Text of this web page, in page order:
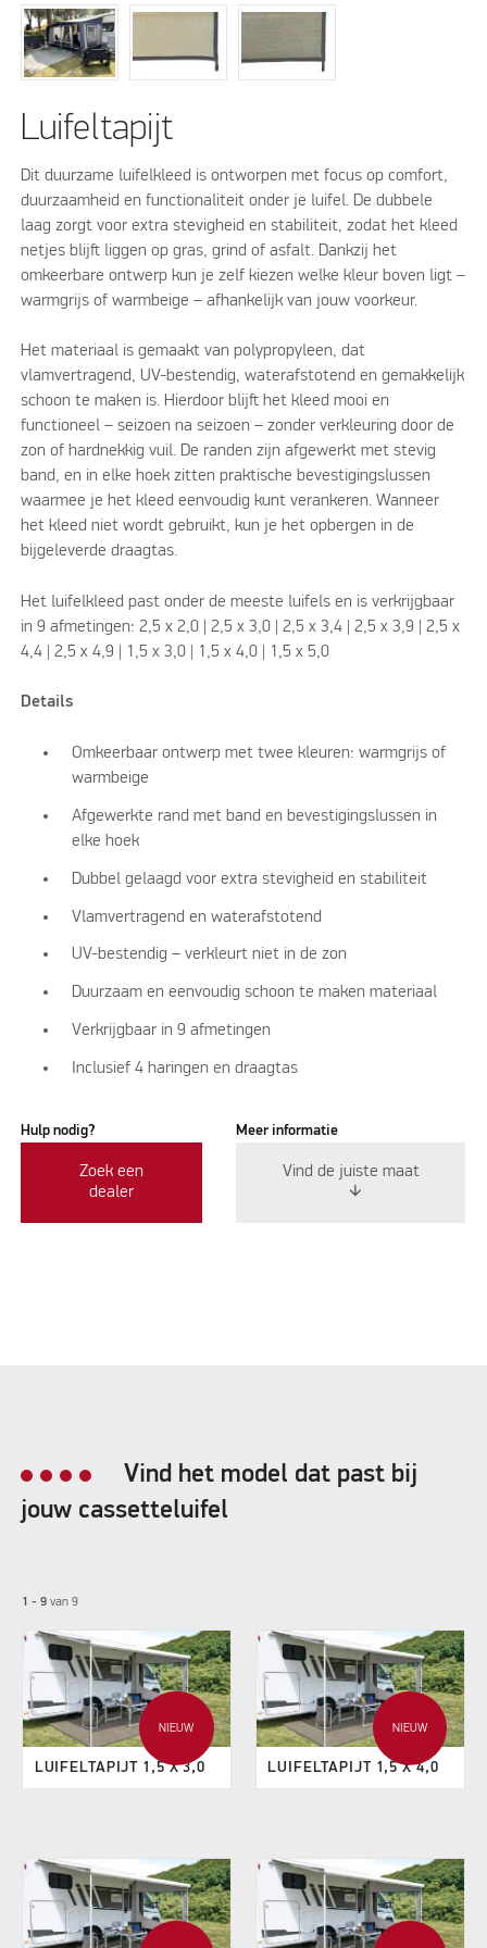
Luifeltapijt
Dit duurzame luifelkleed is ontworpen met focus op comfort,
duurzaamheid en functionaliteit onder je luifel. De dubbele
laag zorgt voor extra stevigheid en stabiliteit, zodat het kleed
netjes blijft liggen op gras, grind of asfalt. Dankzij het
omkeerbare ontwerp kun je zelf kiezen welke kleur boven ligt –
warmgrijs of warmbeige – afhankelijk van jouw voorkeur.
Het materiaal is gemaakt van polypropyleen, dat
vlamvertragend, UV-bestendig, waterafstotend en gemakkelijk
schoon te maken is. Hierdoor blijft het kleed mooi en
functioneel – seizoen na seizoen – zonder verkleuring door de
zon of hardnekkig vuil. De randen zijn afgewerkt met stevig
band, en in elke hoek zitten praktische bevestigingslussen
waarmee je het kleed eenvoudig kunt verankeren. Wanneer
het kleed niet wordt gebruikt, kun je het opbergen in de
bijgeleverde draagtas.
Het luifelkleed past onder de meeste luifels en is verkrijgbaar
in 9 afmetingen: 2,5 x 2,0 | 2,5 x 3,0 | 2,5 x 3,4 | 2,5 x 3,9 | 2,5 x
4,4 | 2,5 x 4,9 | 1,5 x 3,0 | 1,5 x 4,0 | 1,5 x 5,0
Details
Omkeerbaar ontwerp met twee kleuren: warmgrijs of
warmbeige
Afgewerkte rand met band en bevestigingslussen in
elke hoek
Dubbel gelaagd voor extra stevigheid en stabiliteit
Vlamvertragend en waterafstotend
UV-bestendig – verkleurt niet in de zon
Duurzaam en eenvoudig schoon te maken materiaal
Verkrijgbaar in 9 afmetingen
Inclusief 4 haringen en draagtas
Hulp nodig?
Zoek een
dealer
Meer informatie
Vind de juiste maat
Vind het model dat past bij
jouw cassetteluifel
1 - 9van 9
NIEUW
LUIFELTAPIJT 1,5 X 3,0
NIEUW
LUIFELTAPIJT 1,5 X 4,0